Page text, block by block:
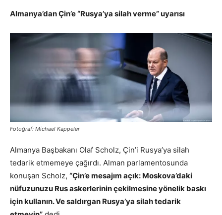
Almanya’dan Çin’e “Rusya’ya silah verme” uyarısı
Fotoğraf: Michael Kappeler
Almanya Başbakanı Olaf Scholz, Çin’i Rusya’ya silah
tedarik etmemeye çağırdı. Alman parlamentosunda
konuşan Scholz, “Çin’e mesajım açık: Moskova’daki
nüfuzunuzu Rus askerlerinin çekilmesine yönelik baskı
için kullanın. Ve saldırgan Rusya’ya silah tedarik